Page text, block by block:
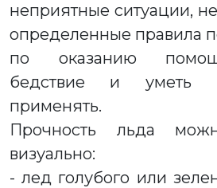
неприятные ситуации,
определенные правила
по оказанию
бедствие и уметь
применять.
Прочность льда
визуально:
- лед голубого или